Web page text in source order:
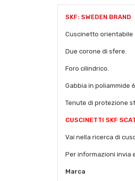
SKF: SWEDEN BRAND
Cuscinetto orientabile
Due corone di sfere.
Foro cilindrico.
Gabbia in poliammide
Tenute di protezione
CUSCINETTI SKF
Vai nella ricerca di
Per informazioni invia
Marca